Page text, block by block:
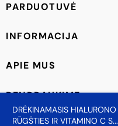
DRĖKINAMASIS HIALURONO
RŪGŠTIES IR VITAMINO C S...
PARDUOTUVĖ
INFORMACIJA
APIE MUS
BENDRAUKIME